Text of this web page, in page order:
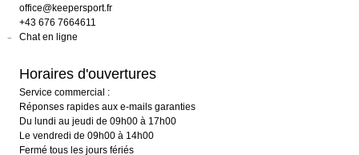
office@keepersport.fr
+43 676 7664611
Chat en ligne
Horaires d'ouvertures
Service commercial :
Réponses rapides aux e-mails garanties
Du lundi au jeudi de 09h00 à 17h00
Le vendredi de 09h00 à 14h00
Fermé tous les jours fériés